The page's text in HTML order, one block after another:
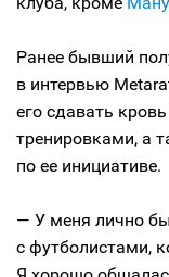
Ранее бывший
в интервью
его сдавать
тренировками, а
по ее инициативе.
— У меня лично
с футболистами,